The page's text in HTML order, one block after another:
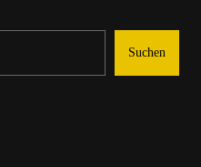
Suchen